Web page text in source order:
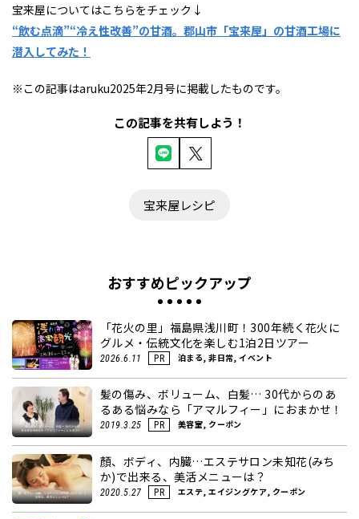
宝来屋についてはこちらをチェック↓
“飲む点滴”“冷え性改善”の甘酒。郡山市「宝来屋」の甘酒工場に
潜入してみた！
※この記事はaruku2025年2月号に掲載したものです。
この記事を共有しよう！
宝来屋レシピ
おすすめピックアップ
「花火の里」福島県浅川町！300年続く花火に
グルメ・伝統文化を楽しむ1泊2日ツアー
2026.6.11 PR 泊まる, 非日常, イベント
髪の傷み、ボリューム、白髪… 30代からのあ
るある悩みなら「アマルフィー」におまかせ！
2019.3.25 PR 美容室, クーポン
顏、ボディ、内臓…エステサロン未知花(みち
か)で出来る、美活メニューは？
2020.5.27 PR エステ, エイジングケア, クーポン